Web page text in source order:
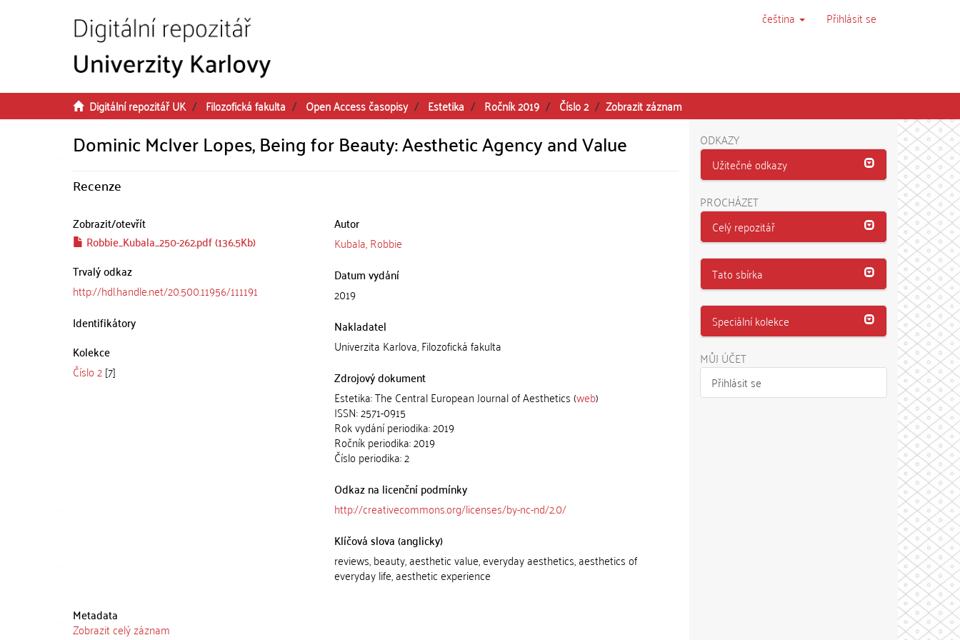
čeština Přihlásit se
Digitální repozitář UK Filozofická fakulta Open Access časopisy Estetika Ročník 2019 Číslo 2 Zobrazit záznam
Dominic McIver Lopes, Being for Beauty: Aesthetic Agency and Value
Recenze
Zobrazit/otevřít
Robbie_Kubala_250-262.pdf (136.5Kb)
Trvalý odkaz
http://hdl.handle.net/20.500.11956/111191
Identifikátory
Kolekce
Číslo 2[7]
Autor
Kubala, Robbie
Datum vydání
2019
Nakladatel
Univerzita Karlova, Filozofická fakulta
Zdrojový dokument
Estetika: The Central European Journal of Aesthetics (web)
ISSN: 2571-0915
Rok vydání periodika: 2019
Ročník periodika: 2019
Číslo periodika: 2
Odkaz na licenční podmínky
http://creativecommons.org/licenses/by-nc-nd/2.0/
Klíčová slova (anglicky)
reviews, beauty, aesthetic value, everyday aesthetics, aesthetics of
everyday life, aesthetic experience
Metadata
Zobrazit celý záznam
ODKAZY
Užitečné odkazy
PROCHÁZET
Celý repozitář
Tato sbírka
Speciální kolekce
MŮJ ÚČET
Přihlásit se